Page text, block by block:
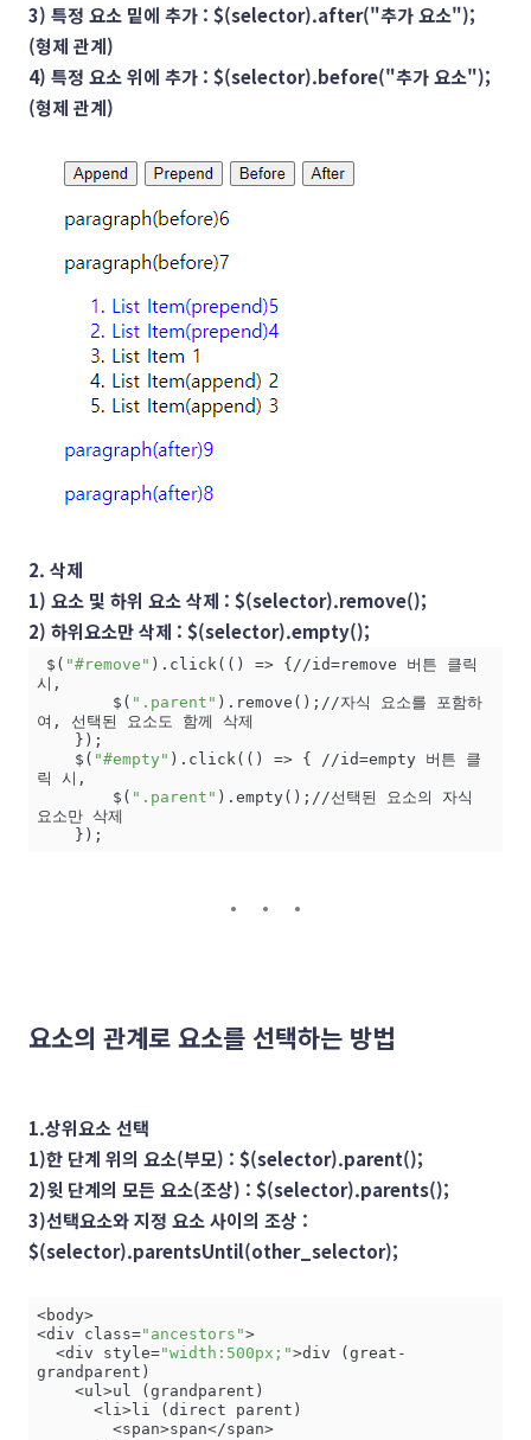
3) 특정 요소 밑에 추가 : $(selector).after("추가 요소");
(형제 관계)
4) 특정 요소 위에 추가 : $(selector).before("추가 요소");
(형제 관계)
2. 삭제
1) 요소 및 하위 요소 삭제 : $(selector).remove();
2) 하위요소만 삭제 : $(selector).empty();
$( "#remove" ).click(() => {//id=remove 버튼 클릭
시,
        $(
".parent" ).remove();//자식 요소를 포함하
여, 선택된 요소도 함께 삭제
    $(
"#empty" ).click(() => { //id=empty 버튼 클
릭 시,
        $(
".parent" ).empty();//선택된 요소의 자식
요소만 삭제
    });
요소의 관계로 요소를 선택하는 방법
1.상위요소 선택
1)한 단계 위의 요소(부모) : $(selector).parent();
2)윗 단계의 모든 요소(조상) : $(selector).parents();
3)선택요소와 지정 요소 사이의 조상 :
$(selector).parentsUntil(other_selector);
<body>
<div class="ancestors">
  <div style=
"width:500px;">div (great-
grandparent)